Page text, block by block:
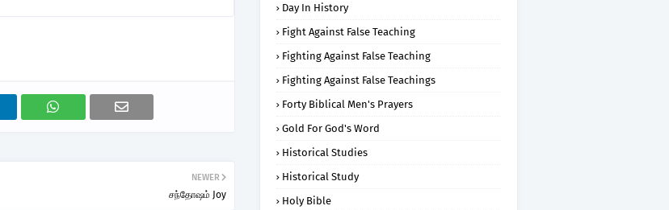
NEWER
சந்தோஷம் Joy
Day In History
Fight Against False Teaching
Fighting Against False Teaching
Fighting Against False Teachings
Forty Biblical Men's Prayers
Gold For God's Word
Historical Studies
Historical Study
Holy Bible